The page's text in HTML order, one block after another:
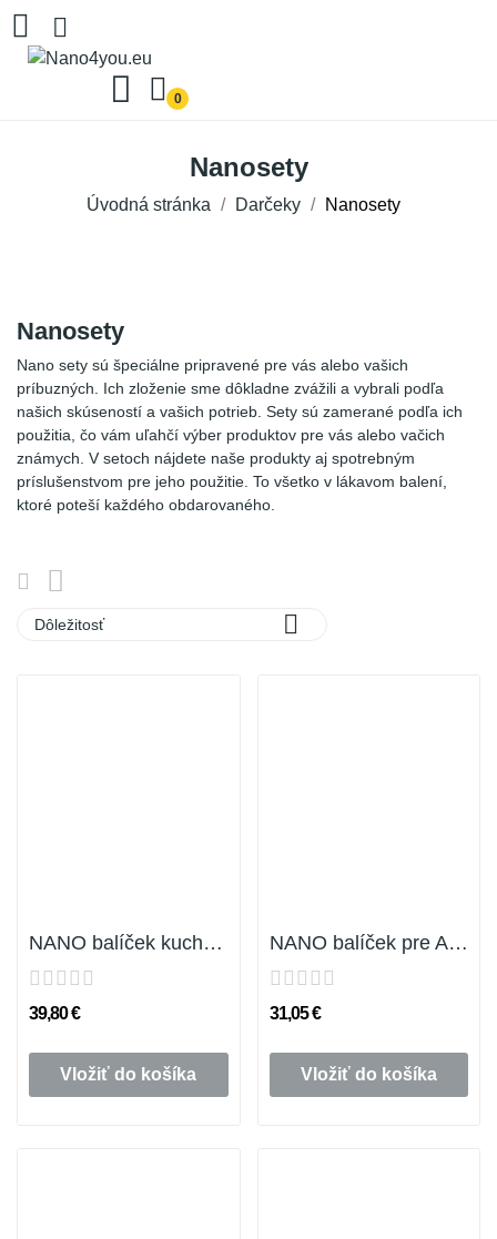
0
Nanosety
Úvodná stránka Darčeky Nanosety
Nanosety
Nano sety sú špeciálne pripravené pre vás alebo vašich
príbuzných. Ich zloženie sme dôkladne zvážili a vybrali podľa
našich skúseností a vašich potrieb. Sety sú zamerané podľa ich
použitia, čo vám uľahčí výber produktov pre vás alebo vačich
známych. V setoch nájdete naše produkty aj spotrebným
príslušenstvom pre jeho použitie. To všetko v lákavom balení,
ktoré poteší každého obdarovaného.
Dôležitosť 
NANO balíček kuchyňa
39,80 €
Vložiť do košíka
NANO balíček pre AUTO-MOTO interiér
31,05 €
Vložiť do košíka